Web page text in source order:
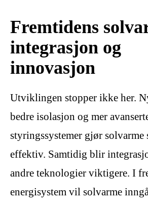
Fremtidens
integrasjon og
innovasjon
Utviklingen stopper ikke her.
bedre isolasjon og mer
styringssystemer gjør solvarme
effektiv. Samtidig blir
andre teknologier viktigere. I
energisystem vil solvarme